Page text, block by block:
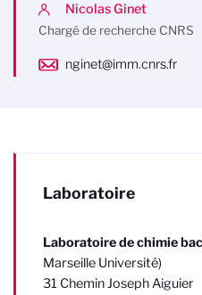
Nicolas Ginet
Chargé de recherche CNRS
nginet@imm.cnrs.fr
Laboratoire
Laboratoire de chimie
Marseille Université)
31 Chemin Joseph Aiguier